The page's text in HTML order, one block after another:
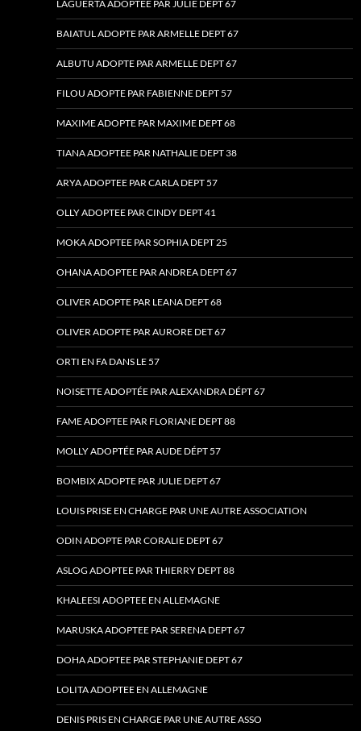
LAGUERTA ADOPTEE PAR JULIE DEPT 67
BAIATUL ADOPTE PAR ARMELLE DEPT 67
ALBUTU ADOPTE PAR ARMELLE DEPT 67
FILOU ADOPTE PAR FABIENNE DEPT 57
MAXIME ADOPTE PAR MAXIME DEPT 68
TIANA ADOPTEE PAR NATHALIE DEPT 38
ARYA ADOPTEE PAR CARLA DEPT 57
OLLY ADOPTEE PAR CINDY DEPT 41
MOKA ADOPTEE PAR SOPHIA DEPT 25
OHANA ADOPTEE PAR ANDREA DEPT 67
OLIVER ADOPTE PAR LEANA DEPT 68
OLIVER ADOPTE PAR AURORE DET 67
ORTI EN FA DANS LE 57
NOISETTE ADOPTÉE PAR ALEXANDRA DÉPT 67
FAME ADOPTEE PAR FLORIANE DEPT 88
MOLLY ADOPTÉE PAR AUDE DÉPT 57
BOMBIX ADOPTE PAR JULIE DEPT 67
LOUIS PRISE EN CHARGE PAR UNE AUTRE ASSOCIATION
ODIN ADOPTE PAR CORALIE DEPT 67
ASLOG ADOPTEE PAR THIERRY DEPT 88
KHALEESI ADOPTEE EN ALLEMAGNE
MARUSKA ADOPTEE PAR SERENA DEPT 67
DOHA ADOPTEE PAR STEPHANIE DEPT 67
LOLITA ADOPTEE EN ALLEMAGNE
DENIS PRIS EN CHARGE PAR UNE AUTRE ASSO